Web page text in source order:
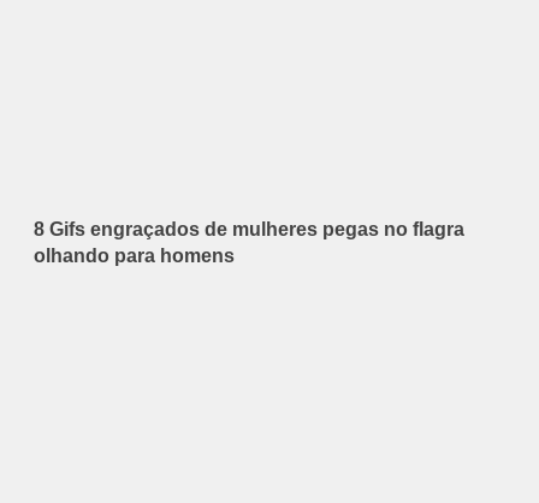
8 Gifs engraçados de mulheres pegas no flagra
olhando para homens